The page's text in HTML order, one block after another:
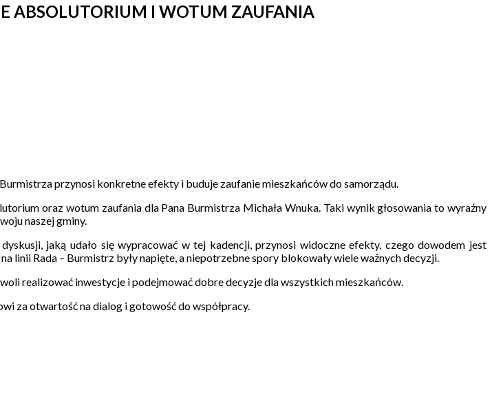
ABSOLUTORIUM I WOTUM ZAUFANIA
przynosi konkretne efekty i buduje zaufanie mieszkańców do samorządu.
oraz wotum zaufania dla Pana Burmistrza Michała Wnuka. Taki wynik głosowania to wyraźny
naszej gminy.
jaką udało się wypracować w tej kadencji, przynosi widoczne efekty, czego dowodem jest
linii Rada – Burmistrz były napięte, a niepotrzebne spory blokowały wiele ważnych decyzji.
realizować inwestycje i podejmować dobre decyzje dla wszystkich mieszkańców.
za otwartość na dialog i gotowość do współpracy.